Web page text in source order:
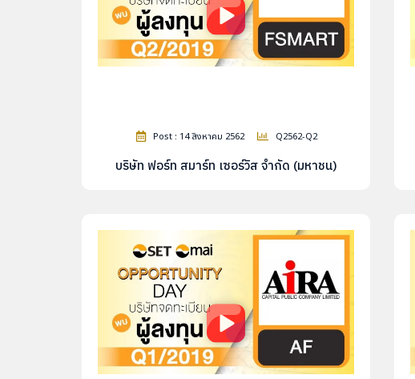
Post : 14 สิงหาคม 2562 Q2562-Q2
บริษัท ฟอร์ท สมาร์ท เซอร์วิส จำกัด (มหาชน)